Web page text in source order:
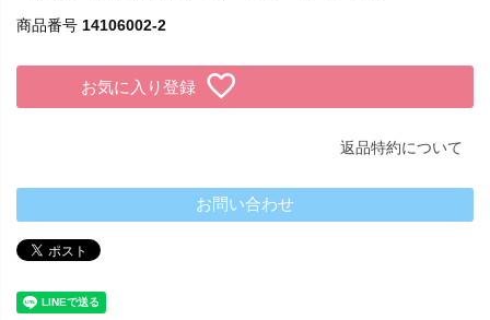
商品番号 14106002-2
お気に入り登録
返品特約について
お問い合わせ